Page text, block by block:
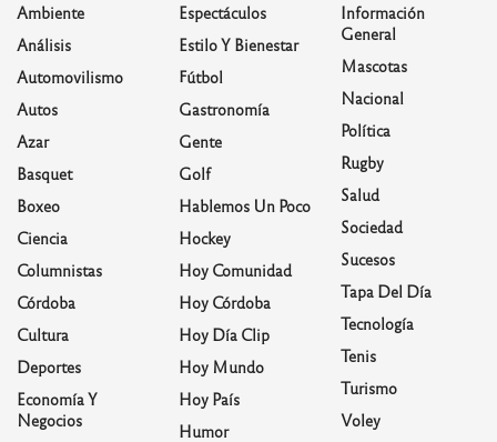
Ambiente
Análisis
Automovilismo
Autos
Azar
Basquet
Boxeo
Ciencia
Columnistas
Córdoba
Cultura
Deportes
Economía Y
Negocios
Espectáculos
Estilo Y Bienestar
Fútbol
Gastronomía
Gente
Golf
Hablemos Un Poco
Hockey
Hoy Comunidad
Hoy Córdoba
Hoy Día Clip
Hoy Mundo
Hoy País
Humor
Información
General
Mascotas
Nacional
Política
Rugby
Salud
Sociedad
Sucesos
Tapa Del Día
Tecnología
Tenis
Turismo
Voley